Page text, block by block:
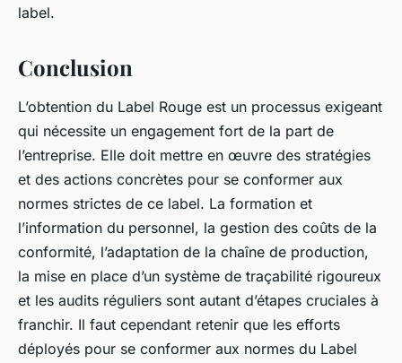
label.
Conclusion
L’obtention du Label Rouge est un processus exigeant
qui nécessite un engagement fort de la part de
l’entreprise. Elle doit mettre en œuvre des stratégies
et des actions concrètes pour se conformer aux
normes strictes de ce label. La formation et
l’information du personnel, la gestion des coûts de la
conformité, l’adaptation de la chaîne de production,
la mise en place d’un système de traçabilité rigoureux
et les audits réguliers sont autant d’étapes cruciales à
franchir. Il faut cependant retenir que les efforts
déployés pour se conformer aux normes du Label